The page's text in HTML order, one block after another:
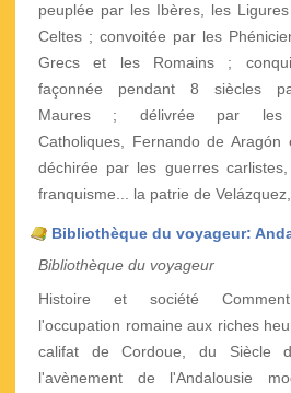
peuplée par les Ibères, les
Celtes ; convoitée par les
Grecs et les Romains ;
façonnée pendant 8 siècles
Maures ; délivrée par les
Catholiques, Fernando de
déchirée par les guerres
franquisme... la patrie de Velázquez,
Bibliothèque du voyageur:
Bibliothèque du voyageur
Histoire et société
l'occupation romaine aux riches
califat de Cordoue, du Siècle
l'avènement de l'Andalousie